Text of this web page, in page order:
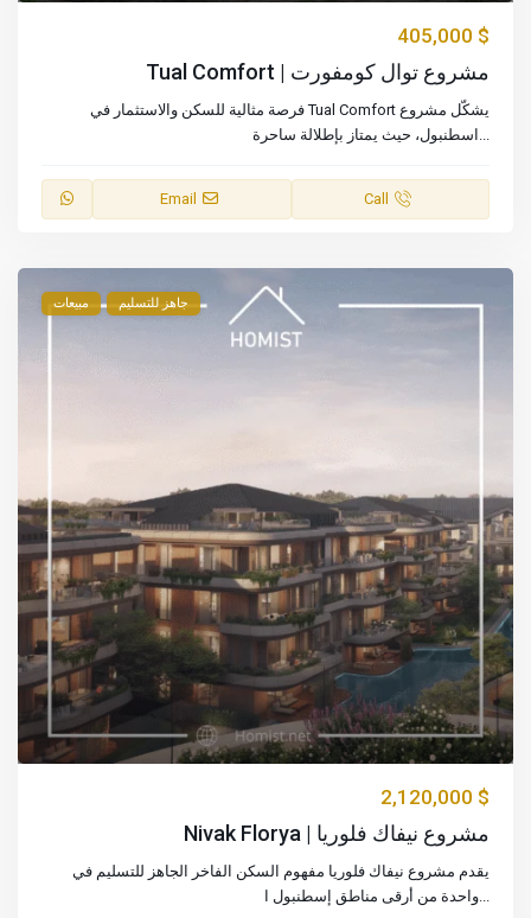
$ 405,000
مشروع توال كومفورت | Tual Comfort
يشكّل مشروع Tual Comfort فرصة مثالية للسكن والاستثمار في
اسطنبول، حيث يمتاز بإطلالة ساحرة
Call
Email
مبيعات جاهز للتسليم
$ 2,120,000
مشروع نيفاك فلوريا | Nivak Florya
يقدم مشروع نيفاك فلوريا مفهوم السكن الفاخر الجاهز للتسليم في
واحدة من أرقى مناطق إسطنبول ا...